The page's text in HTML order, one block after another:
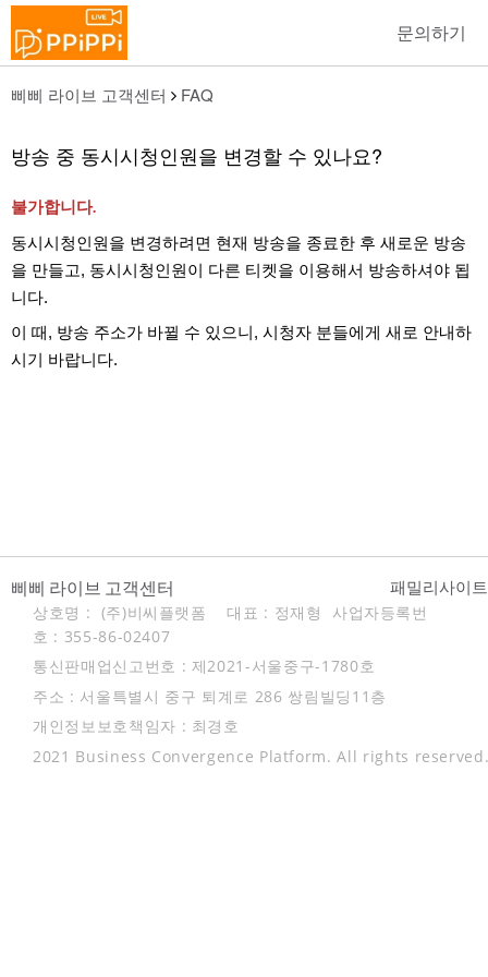
문의하기
삐삐 라이브 고객센터 FAQ
방송 중 동시시청인원을 변경할 수 있나요?
불가합니다.
동시시청인원을 변경하려면 현재 방송을 종료한 후 새로운 방송
을 만들고, 동시시청인원이 다른 티켓을 이용해서 방송하셔야 됩
니다.
이 때, 방송 주소가 바뀔 수 있으니, 시청자 분들에게 새로 안내하
시기 바랍니다.
삐삐 라이브 고객센터 패밀리사이
상호명 : (주)비씨플랫폼 대표 : 정재형 사업자등록번
호 : 355-86-02407
통신판매업신고번호 : 제2021-서울중구-1780호
주소 : 서울특별시 중구 퇴계로 286 쌍림빌딩11층
개인정보보호책임자 : 최경호
2021 Business Convergence Platform. All rights